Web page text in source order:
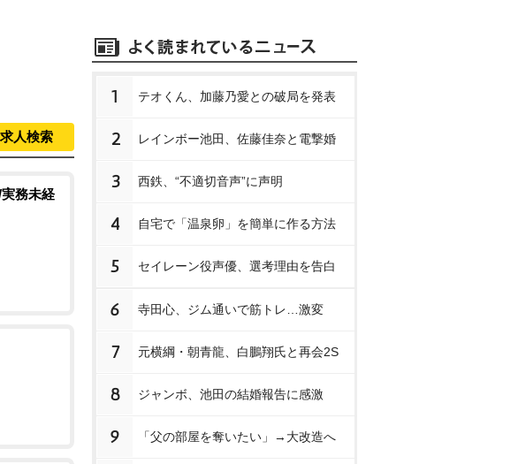
求人検索
務未経
1 テオくん、加藤乃愛との破局を発表
2 レインボー池田、佐藤佳奈と電撃婚
3 西鉄、“不適切音声”に声明
4 自宅で「温泉卵」を簡単に作る方法
5 セイレーン役声優、選考理由を告白
6 寺田心、ジム通いで筋トレ…激変
7 元横綱・朝青龍、白鵬翔氏と再会2S
8 ジャンボ、池田の結婚報告に感激
9 「父の部屋を奪いたい」→大改造へ